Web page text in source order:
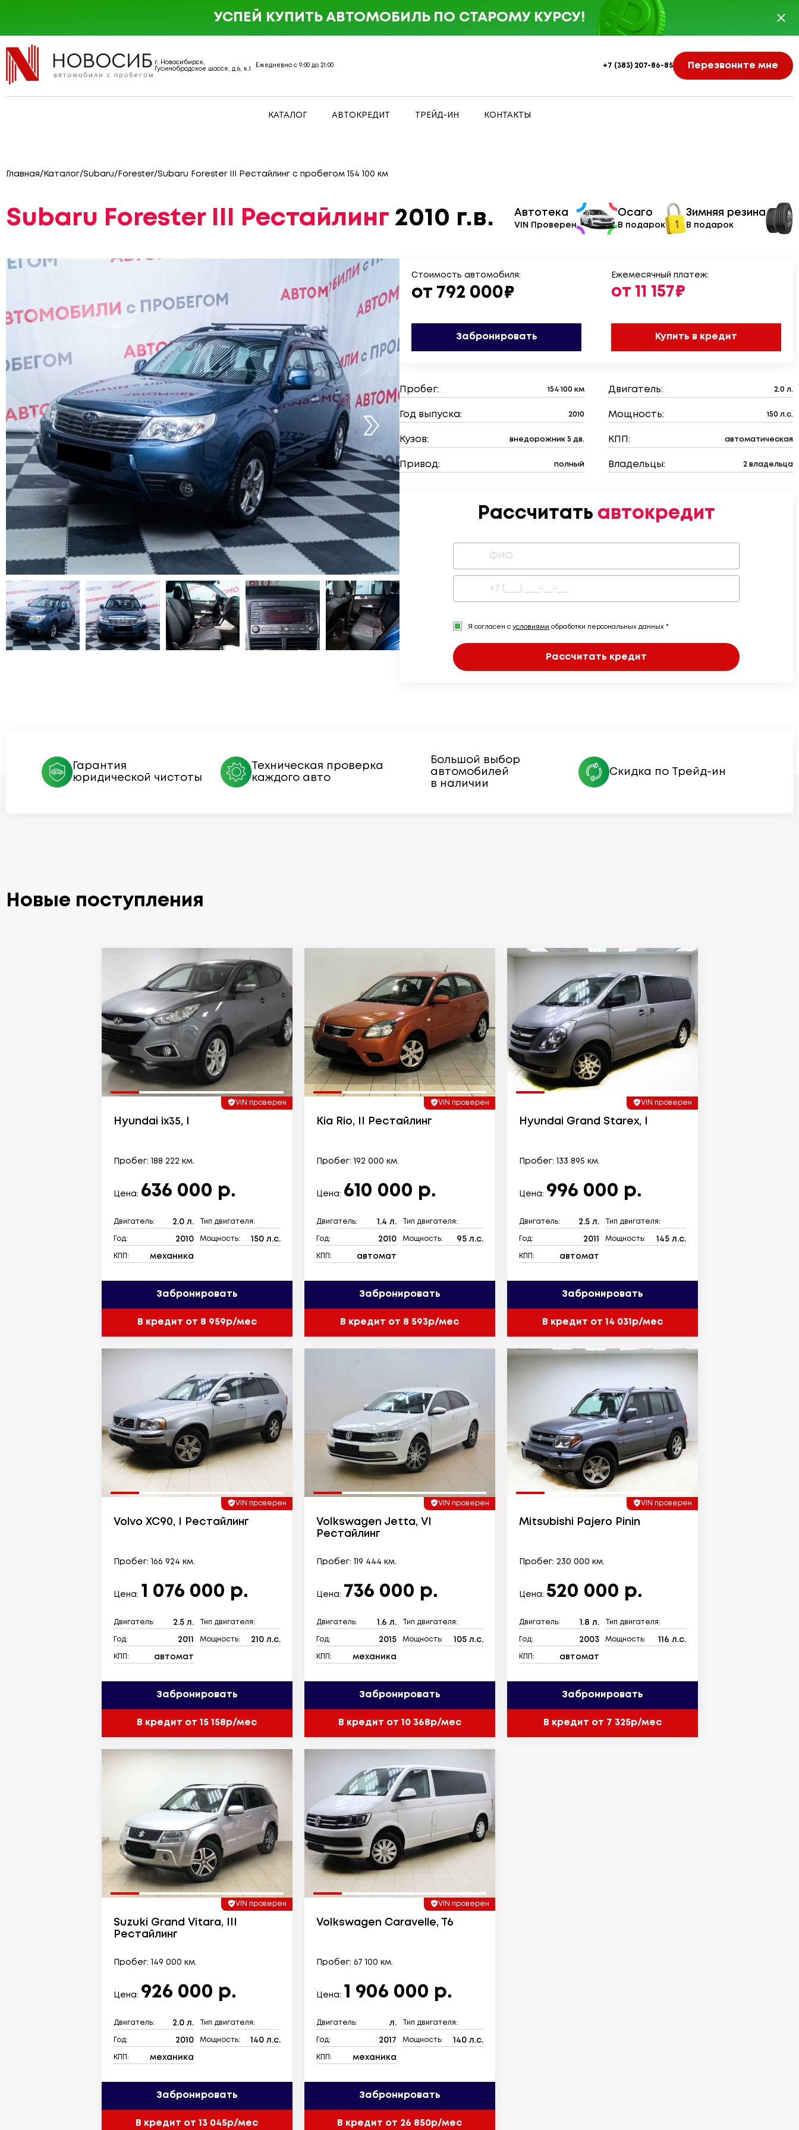
г. Новосибирск,
Гусинобродское шоссе, д.6, к.1
Ежедневно с 9:00 до 21:00 +7 (383) 207-86-85 Перезвоните мне
КАТАЛОГ АВТОКРЕДИТ ТРЕЙД-ИН КОНТАКТЫ
УСПЕЙ КУПИТЬ АВТОМОБИЛЬ ПО СТАРОМУ КУРСУ!
Главная/ Каталог/Subaru/ Forester/Subaru Forester III Рестайлинг с пробегом 154 100 км
Subaru Forester III Рестайлинг 2010 г.в. Автотека
VIN Проверен
Осаго
В подарок
Зимняя резина
В подарок
Стоимость автомобиля:
от 792 000₽
Забронировать
Ежемесячный платеж:
от 11 157₽
Купить в кредит
Пробег: 154 100 км Двигатель: 2.0 л.
Год выпуска: 2010 Мощность: 150 л.с.
Кузов: внедорожник 5 дв. КПП: автоматическая
Привод: полный Владельцы: 2 владельца
Рассчитать автокредит
Я согласен с условиями обработки персональных данных *
Рассчитать кредит
Гарантия
юридической чистоты
Техническая проверка
каждого авто
Большой выбор
автомобилей
в наличии
Скидка по Трейд-ин
Новые поступления
VIN проверен
Hyundai ix35, I
Пробег: 188 222 км.
Цена: 636 000 р.
Двигатель: 2.0 л. Тип двигателя:
Год: 2010 Мощность: 150 л.с.
КПП: механика
Забронировать
В кредит от 8 959р/мес
VIN проверен
Kia Rio, II Рестайлинг
Пробег: 192 000 км.
Цена: 610 000 р.
Двигатель: 1.4 л. Тип двигателя:
Год: 2010 Мощность: 95 л.с.
КПП: автомат
Забронировать
В кредит от 8 593р/мес
VIN проверен
Hyundai Grand Starex, I
Пробег: 133 895 км.
Цена: 996 000 р.
Двигатель: 2.5 л. Тип двигателя:
Год: 2011 Мощность: 145 л.с.
КПП: автомат
Забронировать
В кредит от 14 031р/мес
VIN проверен
Volvo XC90, I Рестайлинг
Пробег: 166 924 км.
Цена: 1 076 000 р.
Двигатель: 2.5 л. Тип двигателя:
Год: 2011 Мощность: 210 л.с.
КПП: автомат
Забронировать
В кредит от 15 158р/мес
VIN проверен
Volkswagen Jetta, VI
Рестайлинг
Пробег: 119 444 км.
Цена: 736 000 р.
Двигатель: 1.6 л. Тип двигателя:
Год: 2015 Мощность: 105 л.с.
КПП: механика
Забронировать
В кредит от 10 368р/мес
VIN проверен
Mitsubishi Pajero Pinin
Пробег: 230 000 км.
Цена: 520 000 р.
Двигатель: 1.8 л. Тип двигателя:
Год: 2003 Мощность: 116 л.с.
КПП: автомат
Забронировать
В кредит от 7 325р/мес
VIN проверен
Suzuki Grand Vitara, III
Рестайлинг
Пробег: 149 000 км.
Цена: 926 000 р.
Двигатель: 2.0 л. Тип двигателя:
Год: 2010 Мощность: 140 л.с.
КПП: механика
Забронировать
В кредит от 13 045р/мес
VIN проверен
Volkswagen Caravelle, T6
Пробег: 67 100 км.
Цена: 1 906 000 р.
Двигатель: л. Тип двигателя:
Год: 2017 Мощность: 140 л.с.
КПП: механика
Забронировать
В кредит от 26 850р/мес